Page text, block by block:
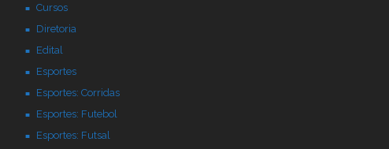
Cursos
Diretoria
Edital
Esportes
Esportes: Corridas
Esportes: Futebol
Esportes: Futsal